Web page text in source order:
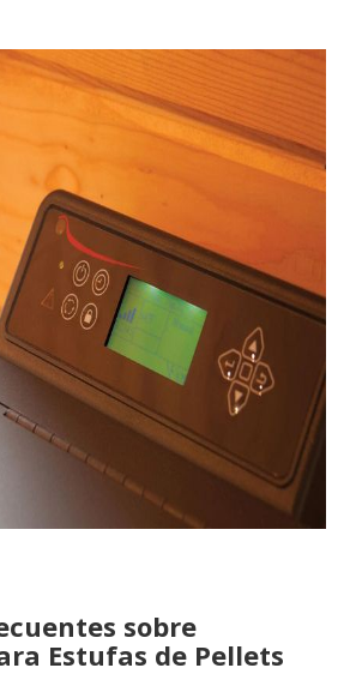
sobre
Estufas de Pellets